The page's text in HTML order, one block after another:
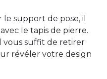
support de pose, il
le tapis de pierre.
vous suffit de retirer
révéler votre design